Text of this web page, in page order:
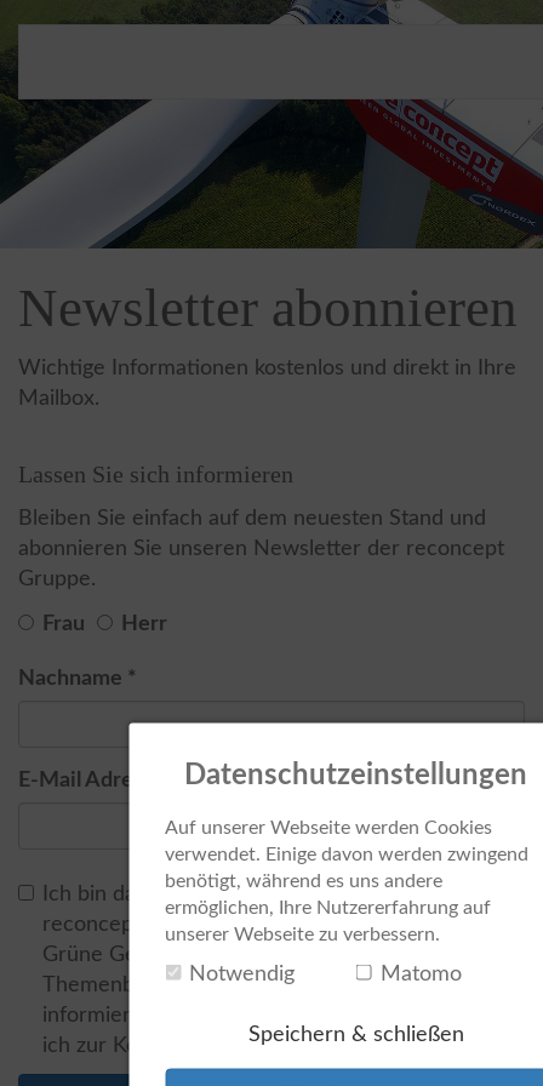
Newsletter abonnieren
Wichtige Informationen kostenlos und direkt in Ihre
Mailbox.
Lassen Sie sich informieren
Bleiben Sie einfach auf dem neuesten Stand und
abonnieren Sie unseren Newsletter der reconcept
Gruppe.
Frau Herr
Nachname *
E-Mail Adresse *
Ich bin damit einverstanden, dass mich
reconcept mit Nachrichten zum Themenkomplex
Grüne Geldanlage bzw. Green Bonds sowie zum
Themenbereich Erneuerbare Energien
informieren darf. Die
ich zur Kenntnis genommen. *
Datenschutzeinstellungen
Auf unserer Webseite werden Cookies
verwendet. Einige davon werden zwingend
benötigt, während es uns andere
ermöglichen, Ihre Nutzererfahrung auf
unserer Webseite zu verbessern.
Notwendig Matomo
Speichern & schließen